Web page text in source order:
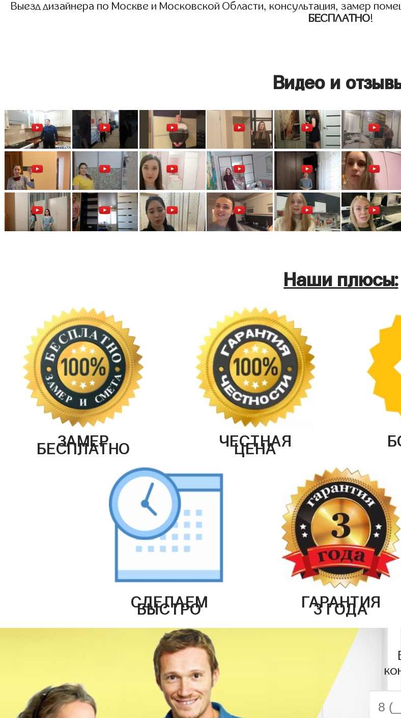
Выезд дизайнера по Москве и Московской Области, консультация, замер
БЕСПЛАТНО!
Видео и
Наши плюсы:
ЗАМЕР
БЕСПЛАТНО ЧЕСТНАЯ
ЦЕНА
СДЕЛАЕМ
БЫСТРО ГАРАНТИЯ
3 ГОДА